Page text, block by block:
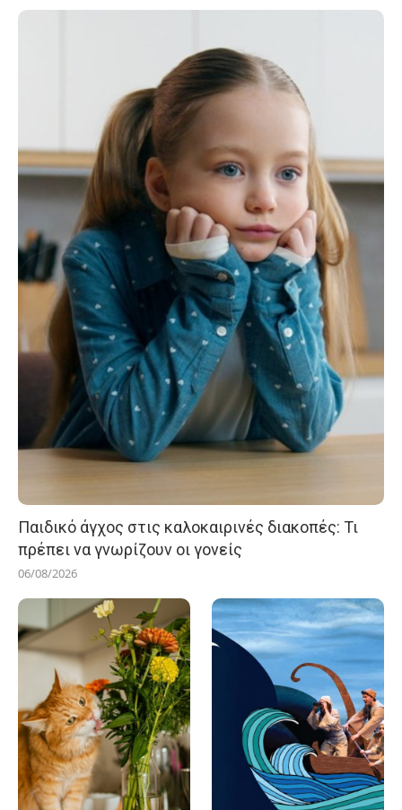
Παιδικό άγχος στις καλοκαιρινές διακοπές: Τι
πρέπει να γνωρίζουν οι γονείς
06/08/2026